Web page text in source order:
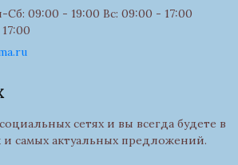
Сб: 09:00 - 19:00 Вс: 09:00 - 17:00
сетях и вы всегда будете в
и самых актуальных предложений.